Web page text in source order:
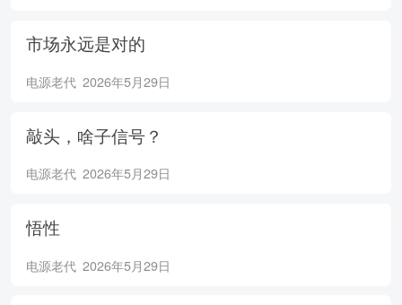
市场永远是对的
电源老代 2026年5月29日
敲头，啥子信号？
电源老代 2026年5月29日
悟性
电源老代 2026年5月29日